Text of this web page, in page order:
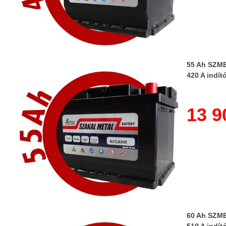
55 Ah
420 A
13
60 Ah